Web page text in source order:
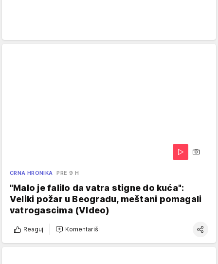
CRNA HRONIKA PRE 9 H
"Malo je falilo da vatra stigne do kuća":
Veliki požar u Beogradu, meštani pomagali
vatrogascima (VIdeo)
Reaguj Komentariši